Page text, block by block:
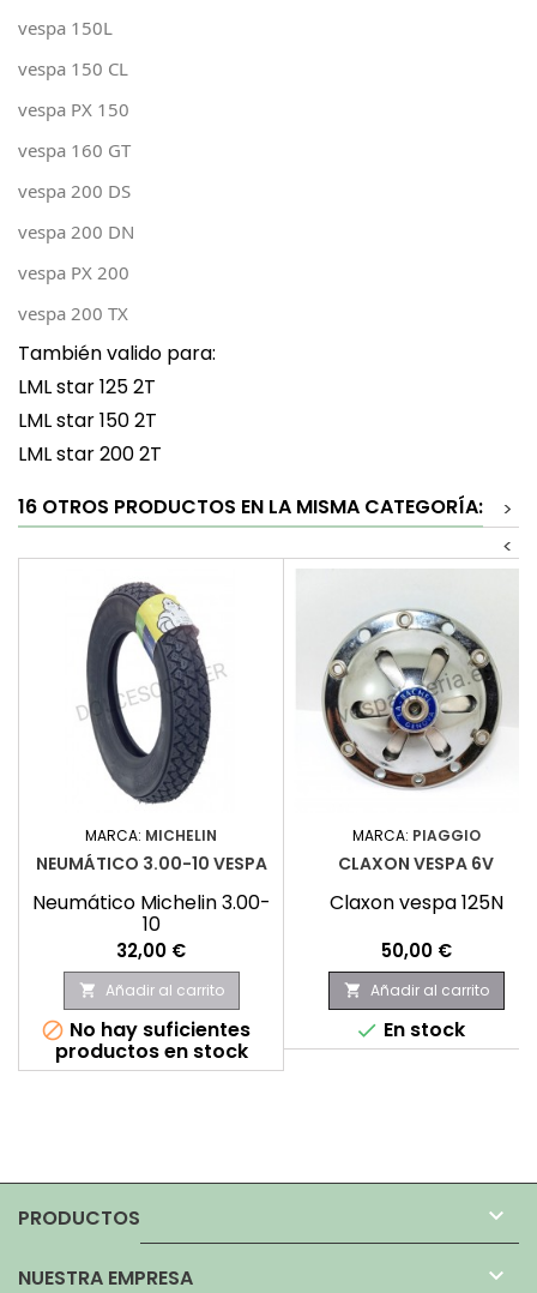
vespa 150L
vespa 150 CL
vespa PX 150
vespa 160 GT
vespa 200 DS
vespa 200 DN
vespa PX 200
vespa 200 TX
También valido para:
LML star 125 2T
LML star 150 2T
LML star 200 2T
16 OTROS PRODUCTOS EN LA MISMA CATEGORÍA:
>
<
MARCA: MICHELIN
NEUMÁTICO 3.00-10 VESPA
Neumático Michelin 3.00-
10
Precio
32,00 €
 Añadir al carrito
 No hay suficientes
productos en stock
MARCA: PIAGGIO
CLAXON VESPA 6V
Claxon vespa 125N
Precio
50,00 €
 Añadir al carrito
 En stock
PRODUCTOS 
NUESTRA EMPRESA 